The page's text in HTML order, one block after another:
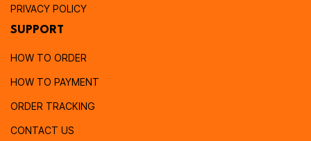
PRIVACY POLICY
SUPPORT
HOW TO ORDER
HOW TO PAYMENT
ORDER TRACKING
CONTACT US